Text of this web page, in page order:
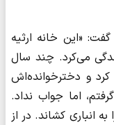
«این خانه ارثیه
می‌کرد. چند سال
و دخترخوانده‌اش
اما جواب نداد.
انباری کشاند. در از